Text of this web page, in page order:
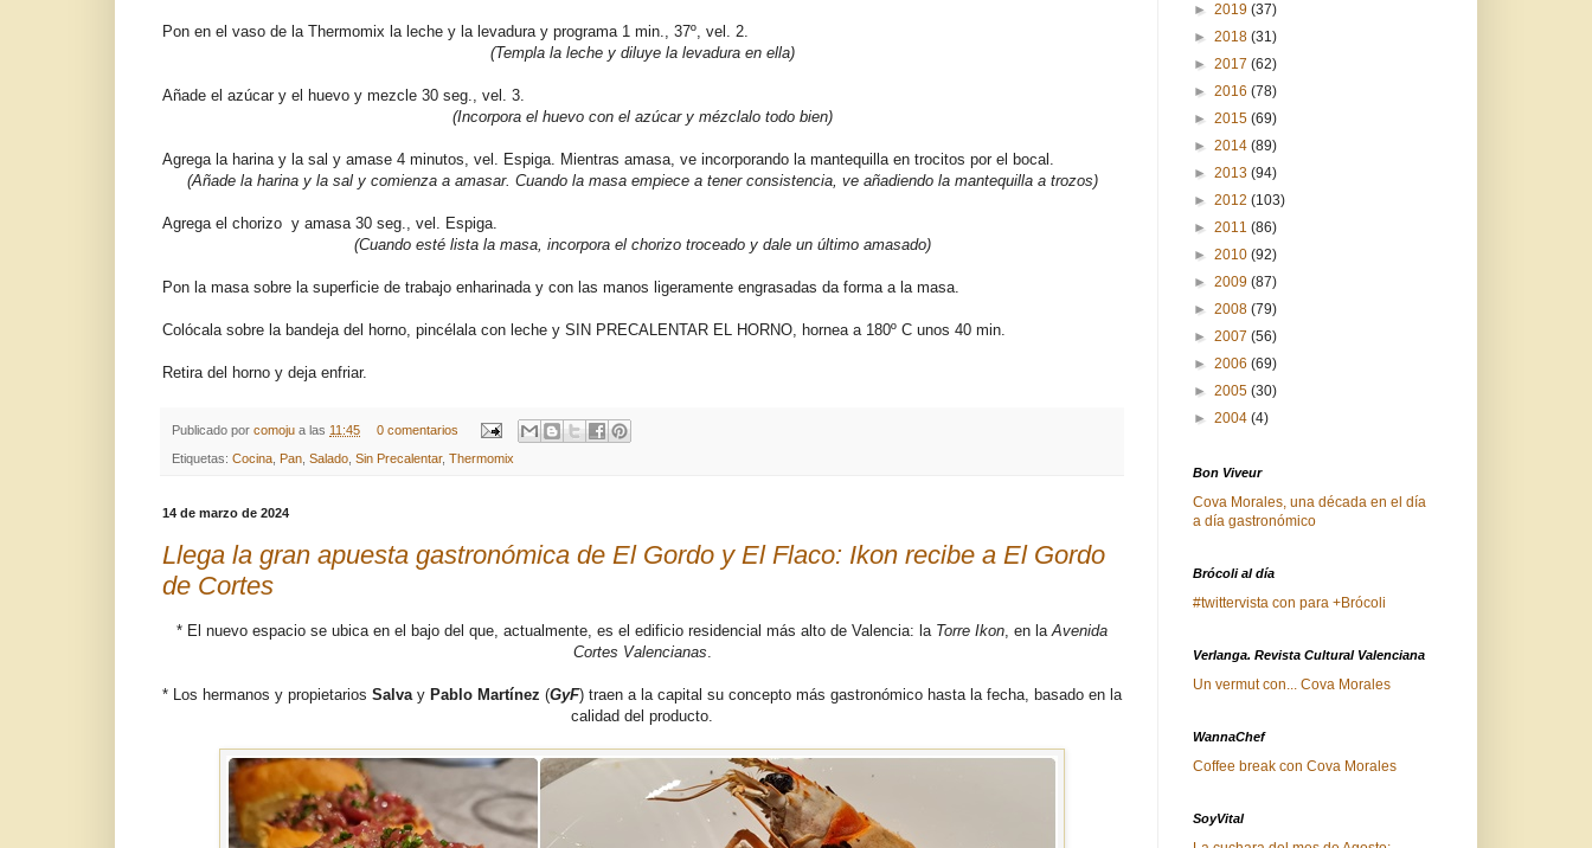
Pon en el vaso de la Thermomix la leche y la levadura y programa 1 min., 37º, vel. 2.
(Templa la leche y diluye la levadura en ella)
Añade el azúcar y el huevo y mezcle 30 seg., vel. 3.
(Incorpora el huevo con el azúcar y mézclalo todo bien)
Agrega la harina y la sal y amase 4 minutos, vel. Espiga. Mientras amasa, ve incorporando la mantequilla en trocitos por el bocal.
(Añade la harina y la sal y comienza a amasar. Cuando la masa empiece a tener consistencia, ve añadiendo la mantequilla a trozos)
Agrega el chorizo y amasa 30 seg., vel. Espiga.
(Cuando esté lista la masa, incorpora el chorizo troceado y dale un último amasado)
Pon la masa sobre la superficie de trabajo enharinada y con las manos ligeramente engrasadas da forma a la masa.
Colócala sobre la bandeja del horno, pincélala con leche y SIN PRECALENTAR EL HORNO, hornea a 180º C unos 40 min.
Retira del horno y deja enfriar.
Publicado por comoju a las 11:45 0 comentarios
Etiquetas: Cocina Pan Salado Sin Precalentar, Thermomix
14 de marzo de 2024
Llega la gran apuesta gastronómica de El Gordo y El Flaco: Ikon recibe a El Gordo
de Cortes
* El nuevo espacio se ubica en el bajo del que, actualmente, es el edificio residencial más alto de Valencia: la Torre Ikon , en la Avenida
Cortes Valencianas
* Los hermanos y propietarios Salva y Pablo Martínez (GyF) traen a la capital su concepto más gastronómico hasta la fecha, basado en la
calidad del producto.
► 2019 (37)
► 2018 (31)
► 2017 (62)
► 2016 (78)
► 2015 (69)
► 2014 (89)
► 2013 (94)
► 2012 (103)
► 2011 (86)
► 2010 (92)
► 2009 (87)
► 2008 (79)
► 2007 (56)
► 2006 (69)
► 2005 (30)
► 2004 (4)
Bon Viveur
Cova Morales, una década en el día
a día gastronómico
Brócoli al día
#twittervista con para +Brócoli
Verlanga. Revista Cultural Valenciana
Un vermut con... Cova Morales
WannaChef
Coffee break con Cova Morales
SoyVital